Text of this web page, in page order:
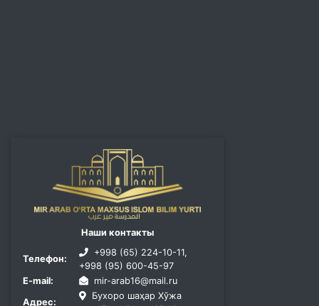
Наши контакты
Телефон:
+998 (65) 224-10-11,
+998 (95) 600-45-97
E-mail:
mir-arab16@mail.ru
Адрес:
Бухоро шаҳар Хўжа